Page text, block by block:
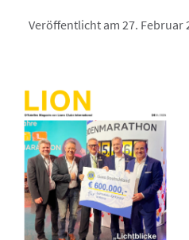
Veröffentlicht am 27. Februar